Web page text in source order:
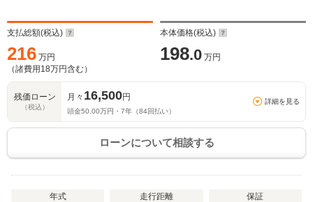
支払総額(税込)
216 万円
（諸費用 18万円含む）
本体価格(税込)
198.0 万円
残価ローン
（税込）
月々 16,500円
頭金50.00万円・ 7年（84回払い）
詳細を見る
ローンについて相談する
年式 走行距離
保証